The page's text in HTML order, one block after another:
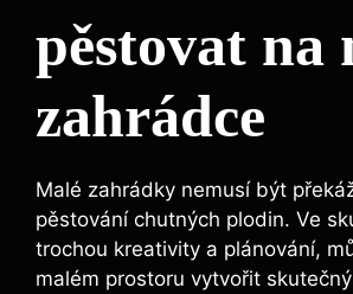
pěstovat na
zahrádce
Malé zahrádky nemusí být
pěstování chutných plodin. Ve
trochou kreativity a plánování,
malém prostoru vytvořit